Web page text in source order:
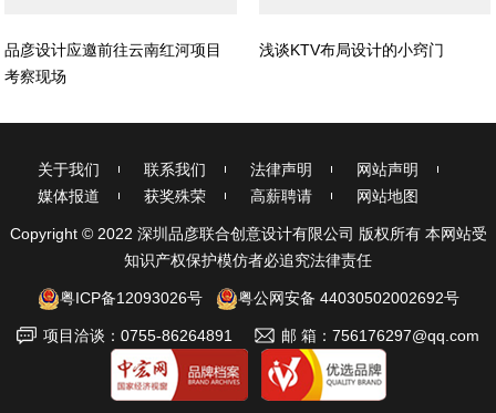
品彦设计应邀前往云南红河项目
考察现场
浅谈KTV布局设计的小窍门
关于我们 联系我们 法律声明
网站声明
媒体报道
获奖殊荣 高薪聘请 网站地图
Copyright © 2022 深圳品彦联合创意设计有限公司 版权所有 本网站受
知识产权保护模仿者必追究法律责任
粤ICP备12093026号 粤公网安备 44030502002692号
项目洽谈：0755-86264891 邮 箱：756176297@qq.com